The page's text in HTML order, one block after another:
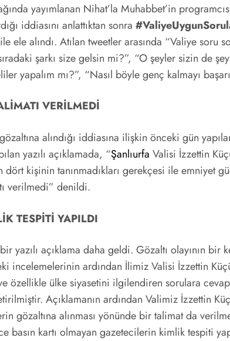
yayımlanan Nihat’la Muhabbet’in
iddiasını anlattıktan sonra
ele alındı. Atılan tweetler arasında “Valiye
şarkı size gelsin mi?”, “O şeyler sizin
yapalım mı?”, “Nasıl böyle genç kalmayı
VERİLMEDİ
alındığı iddiasına ilişkin önceki gün
yazılı açıklamada, “Şanlıurfa Valisi İzzettin
dört kişinin tanınmadıkları gerekçesi ile emniyet
verilmedi” denildi.
TESPİTİ YAPILDI
yazılı açıklama daha geldi. Gözaltı olayının
incelemelerinin ardından İlimiz Valisi İzzettin
özellikle ülke siyasetini ilgilendiren sorulara
Açıklamanın ardından Valimiz İzzettin
gözaltına alınması yönünde bir talimat da
basın kartı olmayan gazetecilerin kimlik tespiti